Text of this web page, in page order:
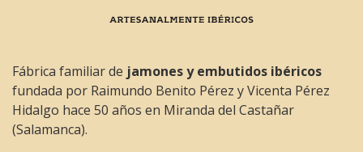
Fábrica familiar de jamones y embutidos ibéricos
fundada por Raimundo Benito Pérez y Vicenta Pérez
Hidalgo hace 50 años en Miranda del Castañar
(Salamanca).